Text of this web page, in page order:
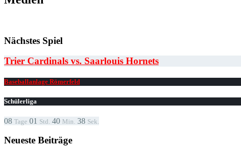
Nächstes Spiel
Trier Cardinals vs. Saarlouis Hornets
Baseballanlage Römerfeld
Schülerliga
08 Tage 01 Std. 40 Min. 38 Sek.
Neueste Beiträge